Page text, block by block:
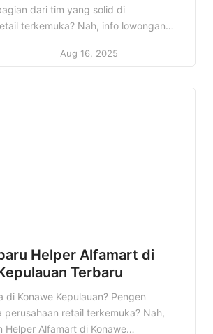
dari tim yang solid di
terkemuka? Nah, info lowongan
jadi jawaban yang kamu cari! Cocok
Aug 16, 2025
Helper Alfamart di
Terbaru
di Konawe Kepulauan? Pengen
perusahaan retail terkemuka? Nah,
Helper Alfamart di Konawe